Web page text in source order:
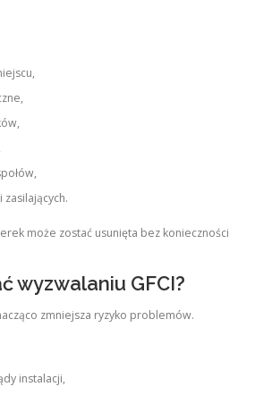
może zostać usunięta bez konieczności
wyzwalaniu GFCI?
zmniejsza ryzyko problemów.
instalacji,